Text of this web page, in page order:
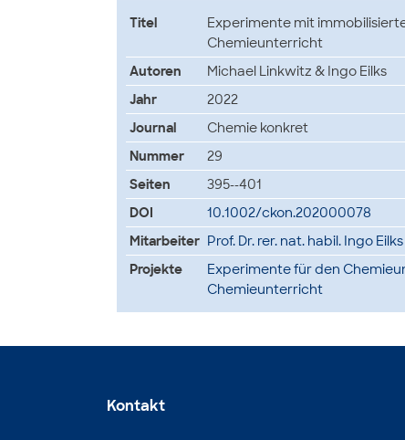
Titel
Experimente mit
Chemieunterricht
Autoren
Michael Linkwitz & Ingo Eilks
Jahr
2022
Journal
Chemie konkret
Nummer
29
Seiten
395--401
DOI
10.1002/ckon.202000078
Mitarbeiter Prof. Dr. rer. nat. habil. Ingo Eilks
Projekte
Experimente für den
Chemieunterricht
Kontakt